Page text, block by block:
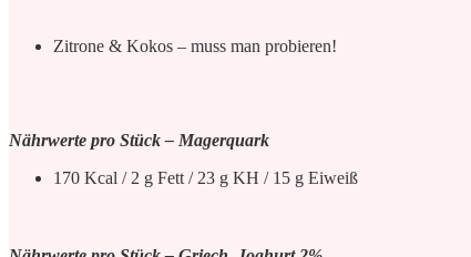
Zitrone & Kokos – muss man probieren!
Nährwerte pro Stück – Magerquark
170 Kcal / 2 g Fett / 23 g KH / 15 g Eiweiß